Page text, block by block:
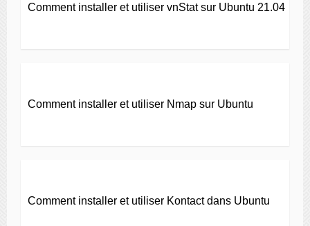
Comment installer et utiliser vnStat sur Ubuntu 21.04
Comment installer et utiliser Nmap sur Ubuntu
Comment installer et utiliser Kontact dans Ubuntu